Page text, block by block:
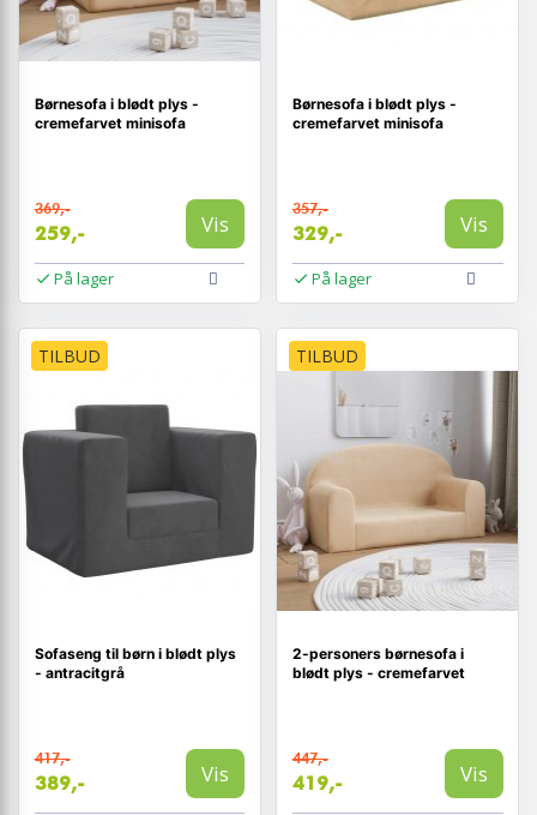
Børnesofa i blødt plys -
cremefarvet minisofa
369,-
259,- Vis
På lager
Børnesofa i blødt plys -
cremefarvet minisofa
357,-
329,- Vis
På lager
TILBUD
Sofaseng til børn i blødt plys
- antracitgrå
417,-
389,- Vis
TILBUD
2-personers børnesofa i
blødt plys - cremefarvet
447,-
419,- Vis